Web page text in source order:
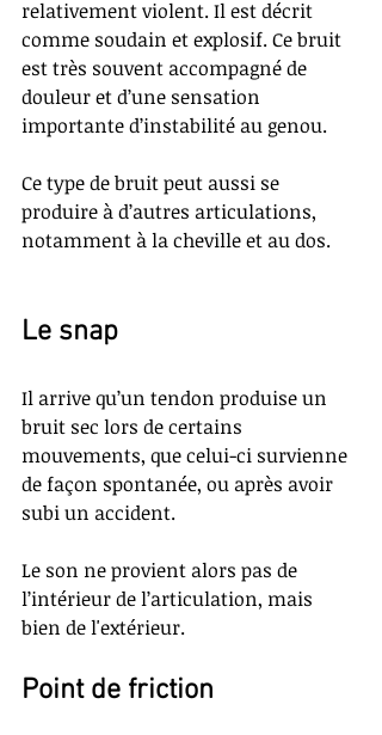
relativement violent. Il est décrit
comme soudain et explosif. Ce bruit
est très souvent accompagné de
douleur et d’une sensation
importante d’instabilité au genou.
Ce type de bruit peut aussi se
produire à d’autres articulations,
notamment à la cheville et au dos.
​Le snap
Il arrive qu’un tendon produise un
bruit sec lors de certains
mouvements, que celui-ci survienne
de façon spontanée, ou après avoir
subi un accident.
Le son ne provient alors pas de
l’intérieur de l’articulation, mais
bien de l'extérieur.
Point de friction